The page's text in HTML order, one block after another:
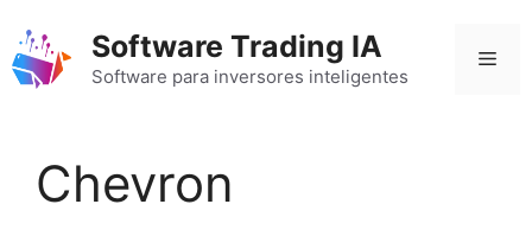
contenido
Software Trading IA
Software para inversores inteligentes
Chevron